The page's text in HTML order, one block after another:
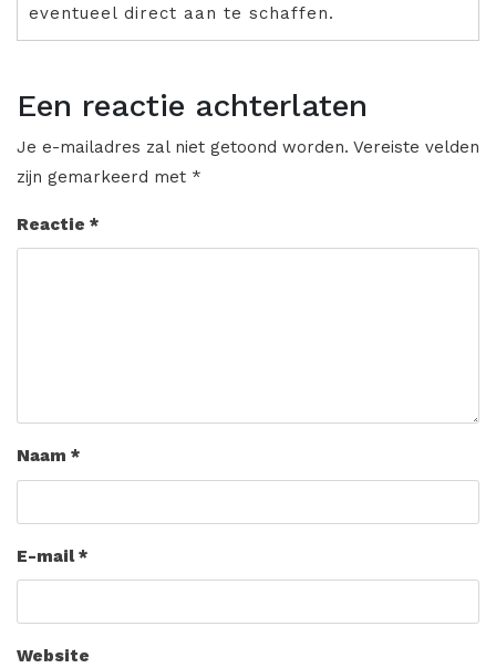
eventueel direct aan te schaffen.
Een reactie achterlaten
Je e-mailadres zal niet getoond worden. Vereiste velden
zijn gemarkeerd met *
Reactie *
Naam *
E-mail*
Website